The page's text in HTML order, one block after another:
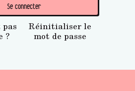
Se connecter
pas
?
Réinitialiser le
mot de passe